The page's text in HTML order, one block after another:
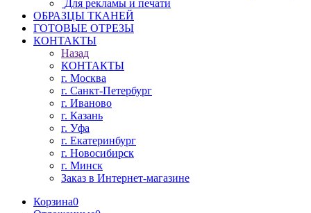
Для рекламы и печати
ОБРАЗЦЫ ТКАНЕЙ
ГОТОВЫЕ ОТРЕЗЫ
КОНТАКТЫ
Назад
КОНТАКТЫ
г. Москва
г. Санкт-Петербург
г. Иваново
г. Казань
г. Уфа
г. Екатеринбург
г. Новосибирск
г. Минск
Заказ в Интернет-магазине
Корзина0